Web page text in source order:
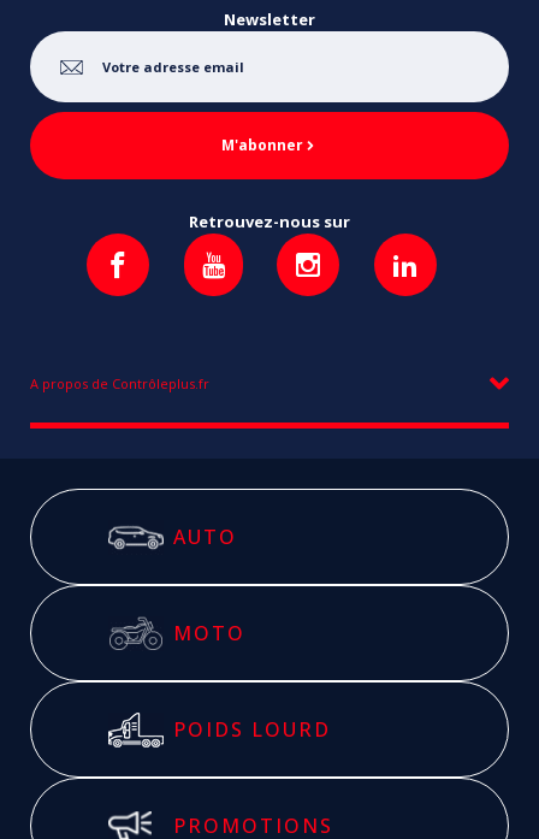
Newsletter
M'abonner
Retrouvez-nous sur
A propos de Contrôleplus.fr
AUTO
MOTO
POIDS LOURD
PROMOTIONS